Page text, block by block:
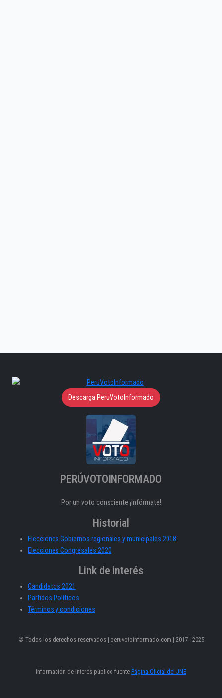
Descarga PeruVotoInformado
PERÚVOTOINFORMADO
Por un voto consciente ¡infórmate!
Historial
Elecciones Gobiernos regionales y municipales 2018
Elecciones Congresales 2020
Link de interés
Candidatos 2021
Partidos Políticos
Términos y condiciones
© Todos los derechos reservados | peruvotoinformado.com | 2017 - 2025
Información de interés público fuente Página Oficial del JNE